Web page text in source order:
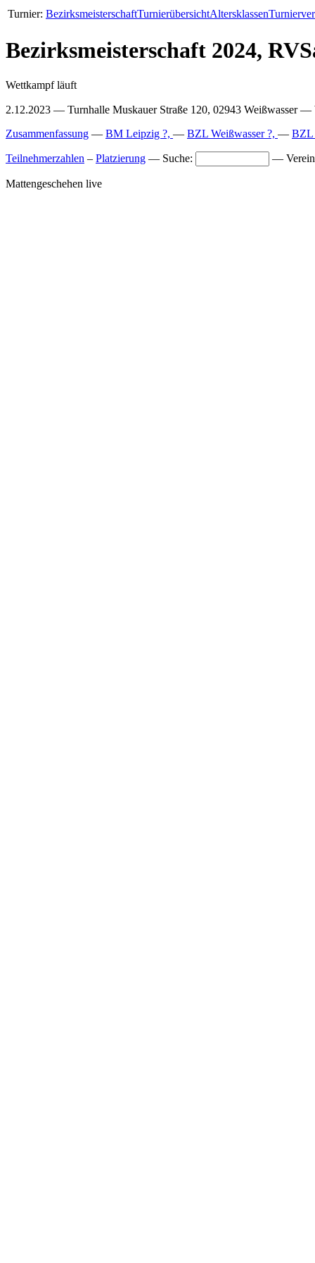
Turnier: BezirksmeisterschaftTurnierübersichtAltersklassen
Bezirksmeisterschaft 2024,
Wettkampf läuft
2.12.2023 — Turnhalle Muskauer Straße 120, 02943 Weißwasser —
Zusammenfassung — BM Leipzig ?, — BZL Weißwasser ?, — BZL
Teilnehmerzahlen – Platzierung — Suche: —
Mattengeschehen live